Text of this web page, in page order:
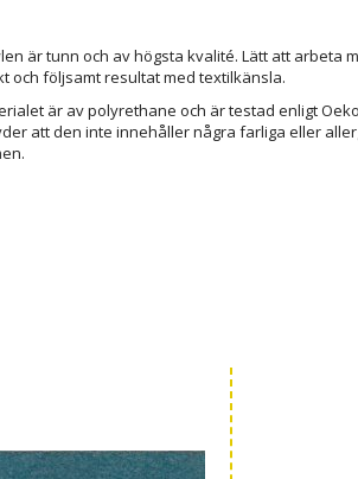
är tunn och av högsta kvalité. Lätt att arbeta
och följsamt resultat med textilkänsla.
är av polyrethane och är testad enligt
att den inte innehåller några farliga eller